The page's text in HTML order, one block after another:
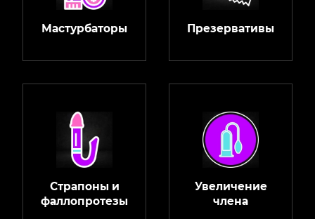
Мастурбаторы Презервативы
Страпоны и
фаллопротезы
Увеличение
члена